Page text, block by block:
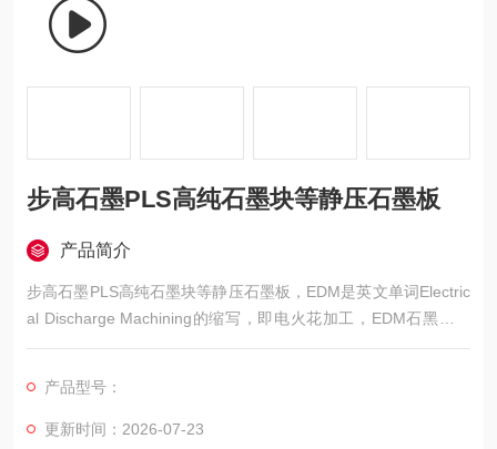
步高石墨PLS高纯石墨块等静压石墨板
产品简介
步高石墨PLS高纯石墨块等静压石墨板，EDM是英文单词Electric
al Discharge Machining的缩写，即电火花加工，EDM石黑行业
即模具行业利用石墨的导电性做成电火花模具进行放电加工用的
产品型号：
更新时间：2026-07-23